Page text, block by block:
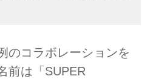
のコラボレーションを
前は「SUPER